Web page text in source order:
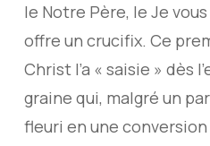
le Notre Père, le Je
offre un crucifix. Ce
Christ l’a « saisie » dès
graine qui, malgré un
fleuri en une